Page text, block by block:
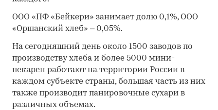
ООО «ПФ «Бейкери» занимает долю 0,1%, ООО
«Оршанский хлеб» – 0,05%.
На сегодняшний день около 1500 заводов по
производству хлеба и более 5000 мини-
пекарен работают на территории России в
каждом субъекте страны, большая часть из них
также производит панировочные сухари в
различных объемах.